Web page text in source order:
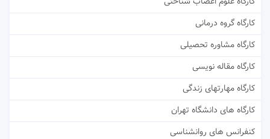
کارگاه گروه درمانی
کارگاه مشاوره تحصیلی
کارگاه مقاله نویسی
کارگاه مهارتهای زندگی
کارگاه های دانشگاه تهران
کنفرانس های روانشناسی